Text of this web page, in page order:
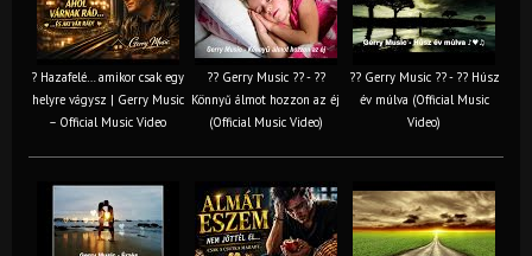
? Hazafelé… amikor csak egy
helyre vágysz | Gerry Music
– Official Music Video
?? Gerry Music ?? - ??
Könnyű álmot hozzon az éj
(Official Music Video)
?? Gerry Music ?? - ?? Húsz
év múlva (Official Music
Video)